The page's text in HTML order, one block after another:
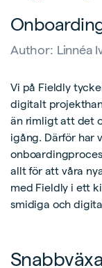
Author: Linnéa
Vi på Fieldly
digitalt
än rimligt att det
igång. Därför har
allt för att våra
med Fieldly i ett
smidiga och